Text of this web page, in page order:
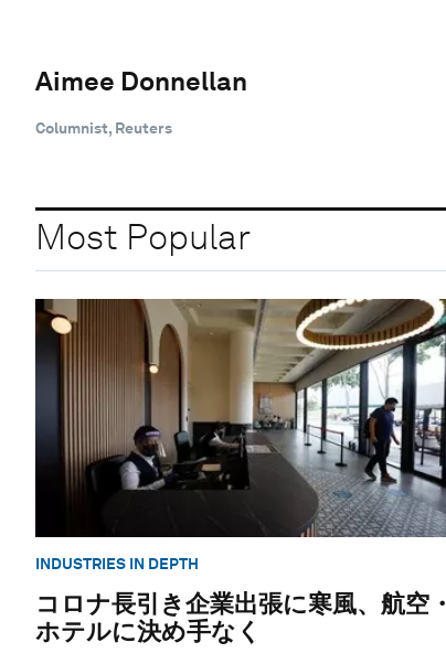
Aimee Donnellan
Columnist, Reuters
Most Popular
INDUSTRIES IN DEPTH
コロナ長引き企業出張に寒風、航空・
ホテルに決め手なく